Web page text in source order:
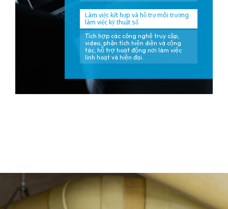
Làm việc kết hợp và hỗ trợ môi trường
làm việc kỹ thuật số
Tích hợp các công nghệ truy cập,
video, phân tích hiện diện và cộng
tác, hỗ trợ hoạt động nơi làm việc
linh hoạt và hiện đại.